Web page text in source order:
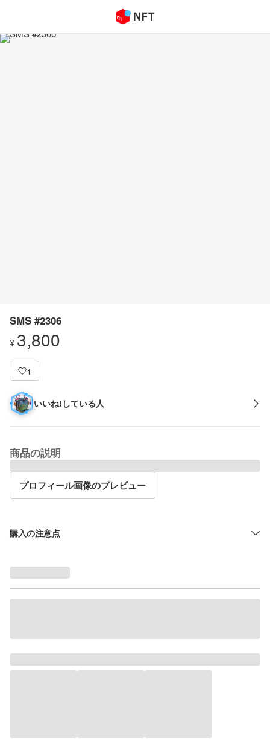
SMS #2306
¥ 3,800
1
いいね!している人
商品の説明
プロフィール画像のプレビュー
購入の注意点